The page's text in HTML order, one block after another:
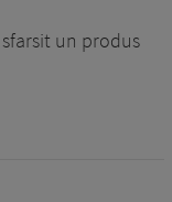
un produs